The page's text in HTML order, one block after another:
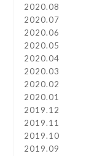
2020.08
2020.07
2020.06
2020.05
2020.04
2020.03
2020.02
2020.01
2019.12
2019.11
2019.10
2019.09